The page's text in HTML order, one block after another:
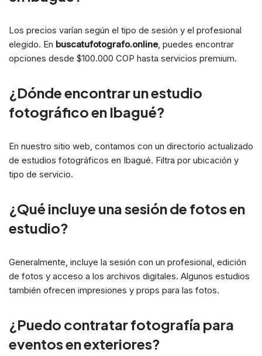
Los precios varían según el tipo de sesión y el profesional
elegido. En buscatufotografo.online, puedes encontrar
opciones desde $100.000 COP hasta servicios premium.
¿Dónde encontrar un estudio
fotográfico en Ibagué?
En nuestro sitio web, contamos con un directorio actualizado
de estudios fotográficos en Ibagué. Filtra por ubicación y
tipo de servicio.
¿Qué incluye una sesión de fotos en
estudio?
Generalmente, incluye la sesión con un profesional, edición
de fotos y acceso a los archivos digitales. Algunos estudios
también ofrecen impresiones y props para las fotos.
¿Puedo contratar fotografía para
eventos en exteriores?